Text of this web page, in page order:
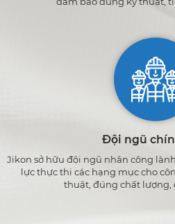
Đội ngũ
Jikon sở hữu đội ngũ nhân công
lực thực thi các hạng mục cho
thuật, đúng chất lượng,